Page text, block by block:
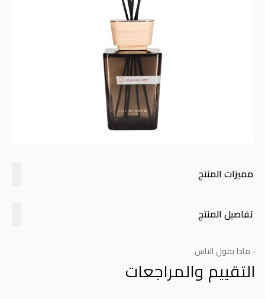
مميزات المنتج
تفاصيل المنتج
- ماذا يقول الناس
التقييم والمراجعات